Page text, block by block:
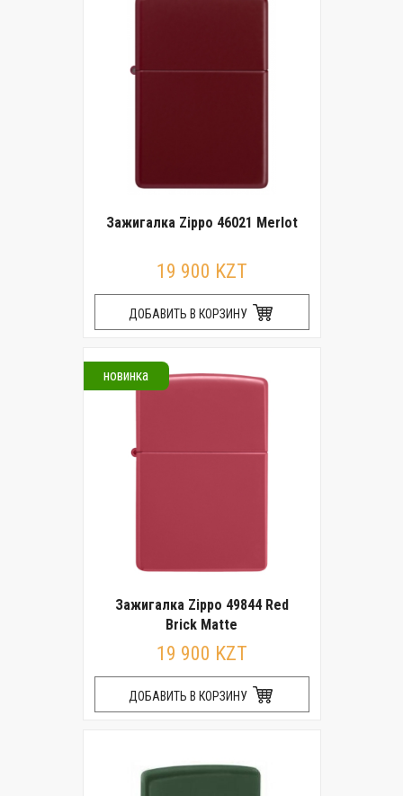
Зажигалка Zippo 46021 Merlot
19 900 KZT
ДОБАВИТЬ В КОРЗИНУ
новинка
Зажигалка Zippo 49844 Red
Brick Matte
19 900 KZT
ДОБАВИТЬ В КОРЗИНУ